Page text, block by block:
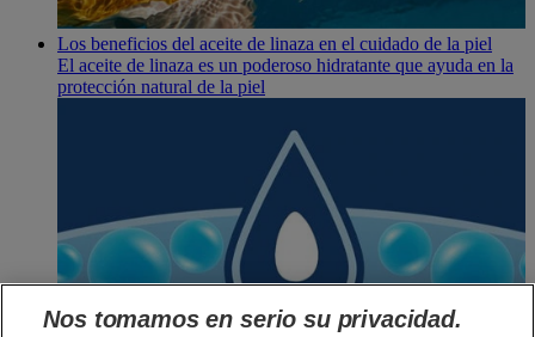
Los beneficios del aceite de linaza en el cuidado de la piel
El aceite de linaza es un poderoso hidratante que ayuda en la
protección natural de la piel
Nos tomamos en serio su privacidad.